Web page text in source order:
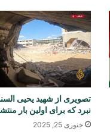
تصویری از ⁧شهید يحيى
نبرد که برای اولین بار
جنوری 25, 2025